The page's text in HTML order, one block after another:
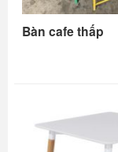
Bàn cafe thấp